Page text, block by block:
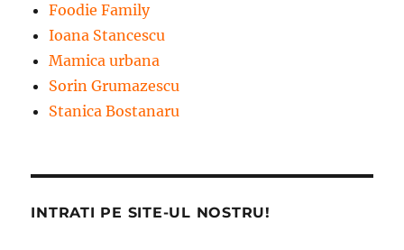
Foodie Family
Ioana Stancescu
Mamica urbana
Sorin Grumazescu
Stanica Bostanaru
INTRATI PE SITE-UL NOSTRU!